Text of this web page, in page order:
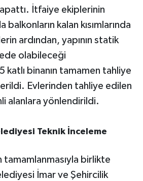
İtfaiye ekiplerinin
kalan kısımlarında
ardından, yapının statik
olabileceği
binanın tamamen tahliye
Evlerinden tahliye edilen
alanlara yönlendirildi.
Teknik İnceleme
tamamlanmasıyla birlikte
İmar ve Şehircilik